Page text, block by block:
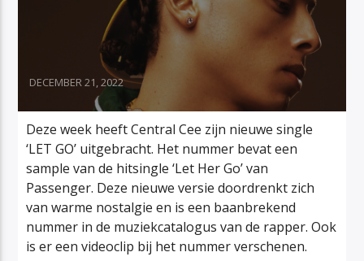
DECEMBER 21, 2022
Deze week heeft Central Cee zijn nieuwe single
‘LET GO’ uitgebracht. Het nummer bevat een
sample van de hitsingle ‘Let Her Go’ van
Passenger. Deze nieuwe versie doordrenkt zich
van warme nostalgie en is een baanbrekend
nummer in de muziekcatalogus van de rapper. Ook
is er een videoclip bij het nummer verschenen.